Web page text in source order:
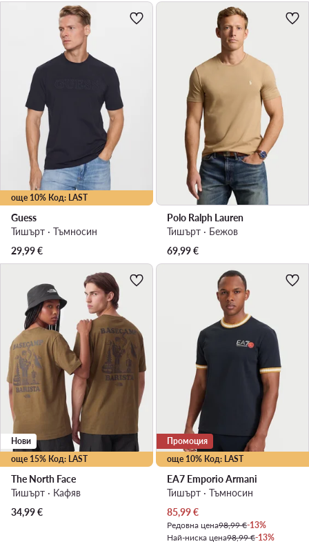
още 10% Код: LAST
Guess
Тишърт · Тъмносин
29,99€
Polo Ralph Lauren
Тишърт · Бежов
69,99€
още 15% Код: LAST
Нови
The North Face
Тишърт · Кафяв
34,99€
още 10% Код: LAST
Промоция
EA7 Emporio Armani
Тишърт · Тъмносин
Актуална цена
85,99€
Редовна цена98,99 €-13%
Най-ниска цена98,99 €-13%